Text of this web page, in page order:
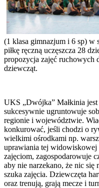
(1 klasa gimnazjum i 6 sp) w
piłkę ręczną uczęszcza 28
propozycja zajęć ruchowych
dziewcząt.
UKS „Dwójka” Małkinia
sukcesywnie ugruntowuje
regionie i województwie.
konkurować, jeśli chodzi o
wielkimi ośrodkami np.
uprawiania tej
zajęciom, zagospodarowuje
aby nie narzekano, że nic się
szuka zajęcia. Dziewczęta
oraz trenują, grają mecze i